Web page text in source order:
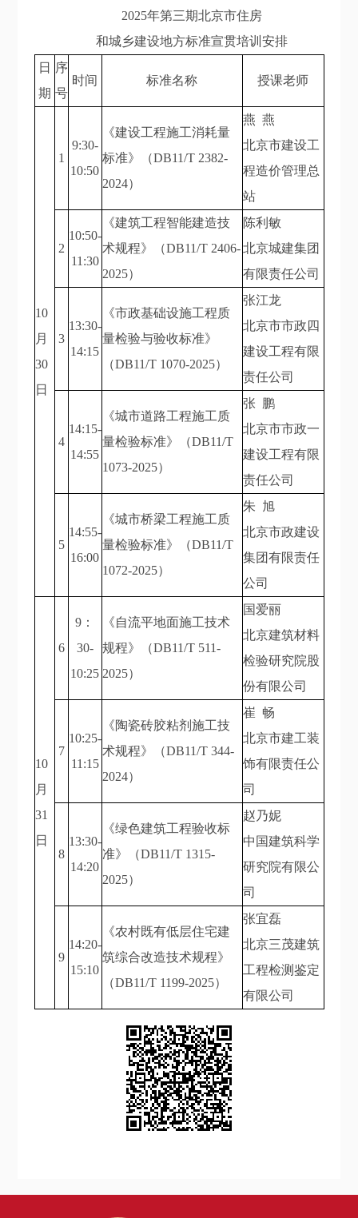
2025年第三期北京市住房
和城乡建设地方标准宣贯培训安排
日
期
序
号
时间 标准名称 授课老师
10
月
30
日
1
9:30-
10:50
《建设工程施工消耗量
标准》（DB11/T 2382-
2024）
燕 燕
北京市建设工
程造价管理总
站
2
10:50-
11:30
《建筑工程智能建造技
术规程》（DB11/T 2406-
2025）
陈利敏
北京城建集团
有限责任公司
3
13:30-
14:15
《市政基础设施工程质
量检验与验收标准》
（DB11/T 1070-2025）
张江龙
北京市市政四
建设工程有限
责任公司
4
14:15-
14:55
《城市道路工程施工质
量检验标准》（DB11/T
1073-2025）
张 鹏
北京市市政一
建设工程有限
责任公司
5
14:55-
16:00
《城市桥梁工程施工质
量检验标准》（DB11/T
1072-2025）
朱 旭
北京市政建设
集团有限责任
公司
10
月
31
日
6
9：
30-
10:25
《自流平地面施工技术
规程》（DB11/T 511-
2025）
国爱丽
北京建筑材料
检验研究院股
份有限公司
7
10:25-
11:15
《陶瓷砖胶粘剂施工技
术规程》（DB11/T 344-
2024）
崔 畅
北京市建工装
饰有限责任公
司
8
13:30-
14:20
《绿色建筑工程验收标
准》（DB11/T 1315-
2025）
赵乃妮
中国建筑科学
研究院有限公
司
9
14:20-
15:10
《农村既有低层住宅建
筑综合改造技术规程》
（DB11/T 1199-2025）
张宜磊
北京三茂建筑
工程检测鉴定
有限公司